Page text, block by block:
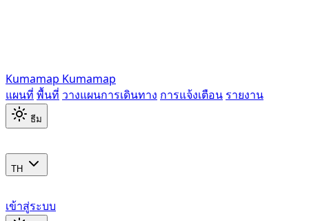
Kumamap Kumamap
แผนที่ พื้นที่ วางแผนการเดินทาง การแจ้งเตือน รายงาน
ธีม
TH
เข้าสู่ระบบ